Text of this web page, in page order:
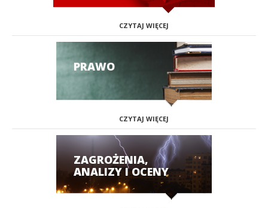
CZYTAJ WIĘCEJ
PRAWO
CZYTAJ WIĘCEJ
ZAGROŻENIA,
ANALIZY I OCENY